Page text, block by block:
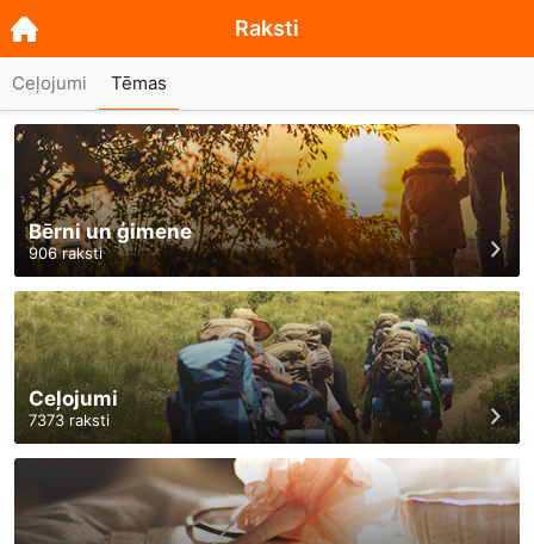
Bērni un ģimene
906raksti
Ceļojumi
7373 raksti
Raksti
Ceļojumi Tēmas